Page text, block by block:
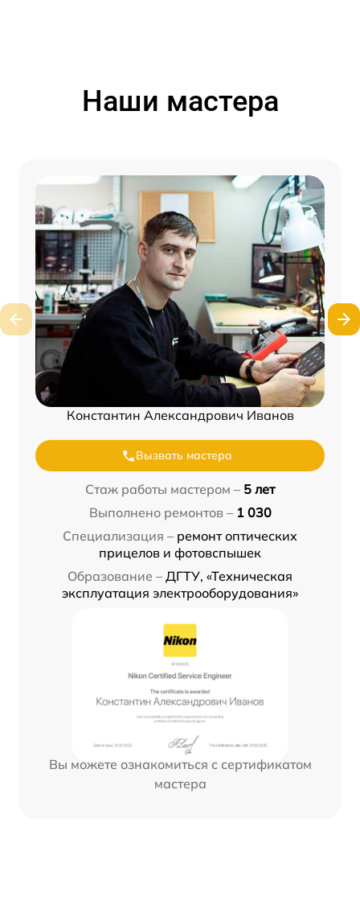
Наши мастера
Константин Александрович Иванов
Вызвать мастера
Стаж работы мастером – 5 лет
Выполнено ремонтов – 1 030
Специализация – ремонт оптических
прицелов и фотовспышек
Образование – ДГТУ, «Техническая
эксплуатация электрооборудования»
Вы можете ознакомиться с сертификатом
мастера